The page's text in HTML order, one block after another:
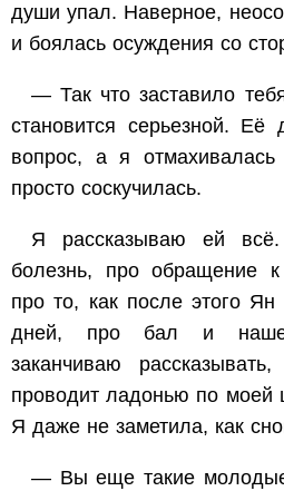
души упал. Наверное,
и боялась осуждения со
— Так что заставило
становится серьезной. Её
вопрос, а я
просто соскучилась.
Я рассказываю ей
болезнь, про обращение
про то, как после этого
дней, про бал и наше
заканчиваю
проводит ладонью по моей
Я даже не заметила, как
— Вы еще такие